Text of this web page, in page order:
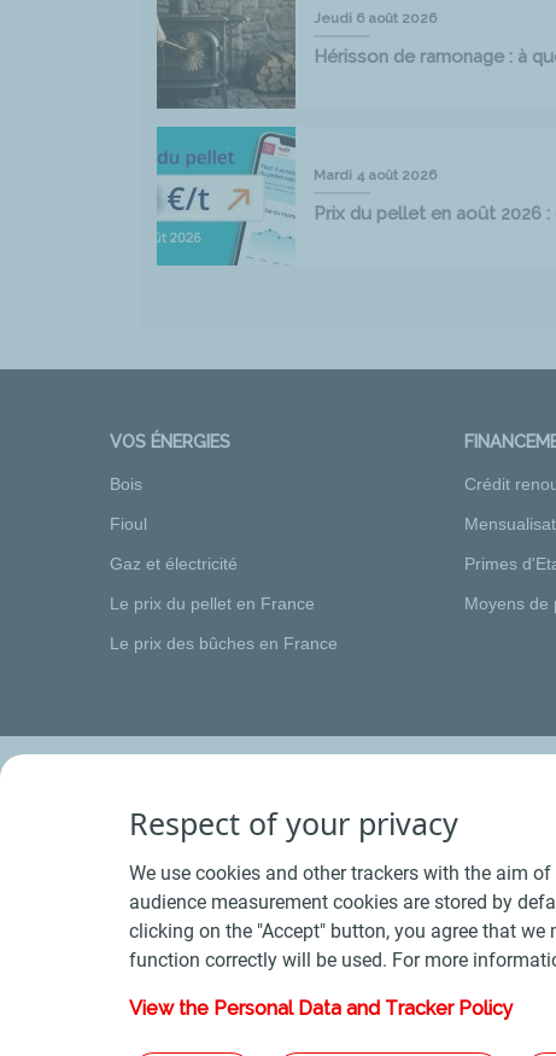
Jeudi 6 août 2026
Hérisson de ramonage : à
Mardi 4 août 2026
Prix du pellet en août 2026
VOS ÉNERGIES
Bois
Fioul
Gaz et électricité
Le prix du pellet en France
Le prix des bûches en France
Crédit
Primes
Moyens de
Conditions Générales de Vente Bois - Conditions
Respect of your privacy
We use cookies and other trackers with the aim
audience measurement cookies are stored by
clicking on the "Accept" button, you agree that
function correctly will be used. For more
View the Personal Data and Tracker Policy